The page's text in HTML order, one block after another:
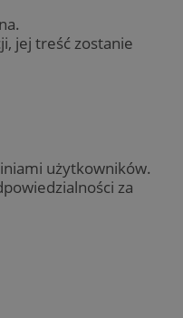
jej treść zostanie
użytkowników.
za